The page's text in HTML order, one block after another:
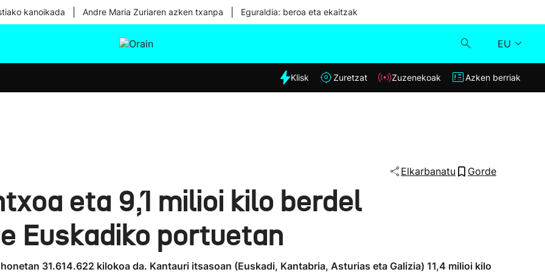
kanoikada Andre Maria Zuriaren azken txanpa Eguraldia: beroa eta ekaitzak
EU
Eguraldia
Klisk
Klisk Zuretzat Zuzenekoak Azken berriak
Elkarbanatu Gorde
eta 9,1 milioi kilo berdel
Euskadiko portuetan
31.614.622 kilokoa da. Kantauri itsasoan (Euskadi, Kantabria, Asturias eta Galizia) 11,4 milioi kilo